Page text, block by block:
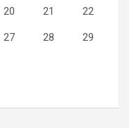
20 21 22
27 28 29